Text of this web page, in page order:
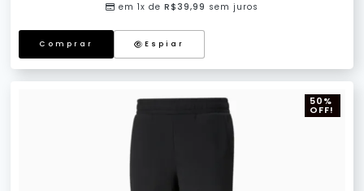
em 1x de R$ 39,99 sem juros
Comprar Espiar
50%
OFF!